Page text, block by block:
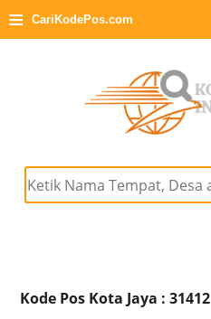
≡ CariKodePos.com
Kode Pos Kota Jaya : 31412